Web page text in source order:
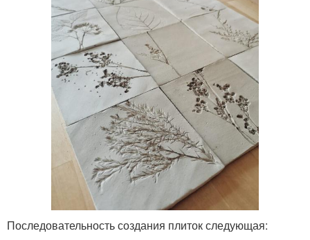
Последовательность создания плиток следующая: